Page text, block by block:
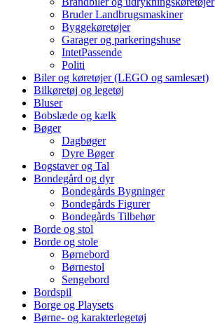
Bruder Landbrugsmaskiner
Byggekøretøjer
Garager og parkeringshuse
IntetPassende
Politi
Biler og køretøjer (LEGO og samlesæt)
Bilkøretøj og legetøj
Bluser
Bobslæde og kælk
Bøger
Dagbøger
Dyre Bøger
Bogstaver og Tal
Bondegård og dyr
Bondegårds Bygninger
Bondegårds Figurer
Bondegårds Tilbehør
Borde og stol
Borde og stole
Børnebord
Børnestol
Sengebord
Bordspil
Borge og Playsets
Børne- og karakterlegetøj